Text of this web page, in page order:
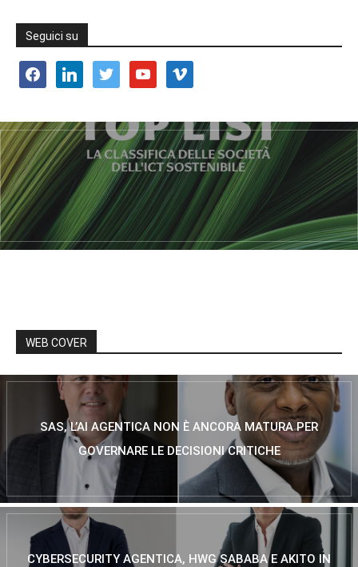
Seguici su
facebooklinkedin twitter youtube vimeo
WEB COVER
SAS, L’AI AGENTICA NON È ANCORA MATURA PER
GOVERNARE LE DECISIONI CRITICHE
CYBERSECURITY AGENTICA, HWG SABABA E AKITO IN